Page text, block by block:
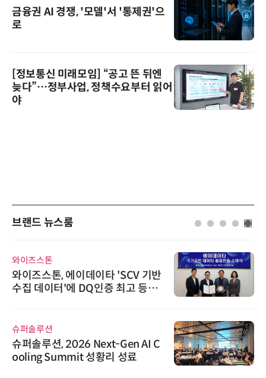
금융권 AI 경쟁, '모델'서 '통제권'으
로
[정보통신 미래모임] “공고 뜬 뒤엔
늦다”…정부사업, 정책수요부터 읽어
야
브랜드 뉴스룸
와이즈스톤
와이즈스톤, 에이데이타 'SCV 기반
수집 데이터'에 DQ인증 최고 등급
슈퍼솔루션
슈퍼솔루션, 2026 Next-Gen AI C
ooling Summit 성황리 성료